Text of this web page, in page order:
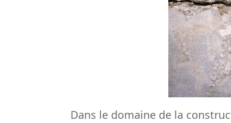
Dans le domaine de la